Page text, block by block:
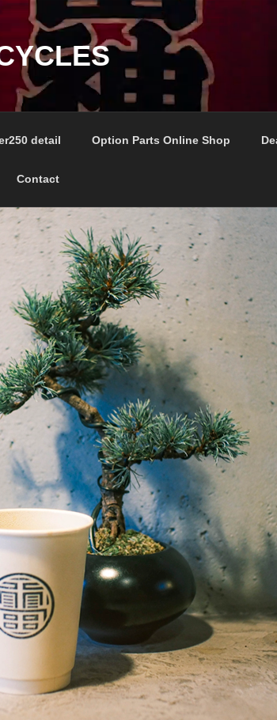
detail Option Parts Online Shop
Contact